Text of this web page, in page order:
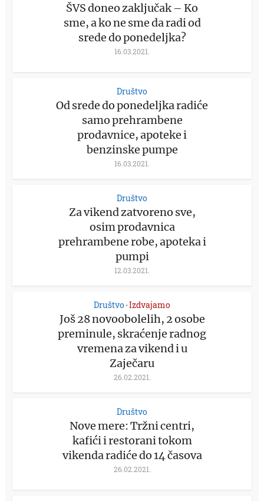
ŠVS doneo zaključak – Ko
sme, a ko ne sme da radi od
srede do ponedeljka?
16.03.2021.
Društvo
Od srede do ponedeljka radiće
samo prehrambene
prodavnice, apoteke i
benzinske pumpe
16.03.2021.
Društvo
Za vikend zatvoreno sve,
osim prodavnica
prehrambene robe, apoteka i
pumpi
12.03.2021.
Društvo•Izdvajamo
Još 28 novoobolelih, 2 osobe
preminule, skraćenje radnog
vremena za vikend i u
Zaječaru
26.02.2021.
Društvo
Nove mere: Tržni centri,
kafići i restorani tokom
vikenda radiće do 14 časova
26.02.2021.